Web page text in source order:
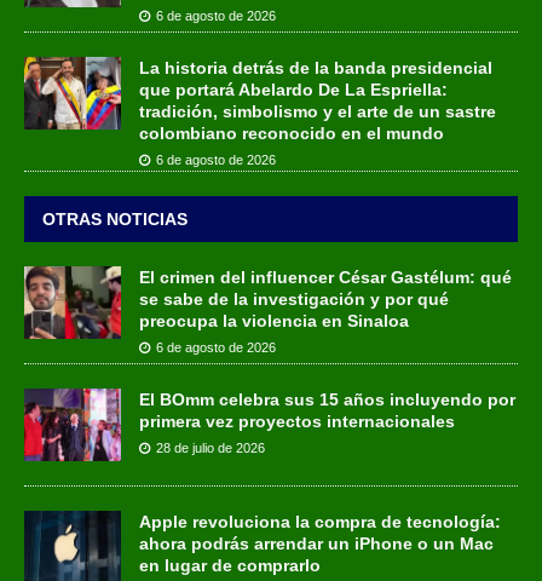
6 de agosto de 2026
La historia detrás de la banda presidencial
que portará Abelardo De La Espriella:
tradición, simbolismo y el arte de un sastre
colombiano reconocido en el mundo
6 de agosto de 2026
OTRAS NOTICIAS
El crimen del influencer César Gastélum: qué
se sabe de la investigación y por qué
preocupa la violencia en Sinaloa
6 de agosto de 2026
El BOmm celebra sus 15 años incluyendo por
primera vez proyectos internacionales
28 de julio de 2026
Apple revoluciona la compra de tecnología:
ahora podrás arrendar un iPhone o un Mac
en lugar de comprarlo